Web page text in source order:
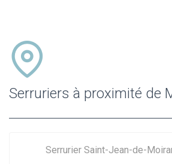
Serruriers à proximité de
Serrurier Saint-Jean-de-